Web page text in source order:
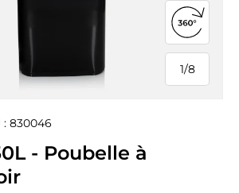
1/
de
8
Ouvrir la
: 830046
- Poubelle à